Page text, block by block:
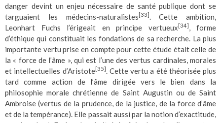
danger devint un enjeu nécessaire de santé publique dont se
targuaient les médecins-naturalistes [33]. Cette ambition,
Leonhart Fuchs l’érigeait en principe vertueux [34] , forme
d’éthique qui constituait les fondations de sa recherche. La plus
importante vertu prise en compte pour cette étude était celle de
la « force de l’âme », qui est l’une des vertus cardinales, morales
et intellectuelles d’Aristote[35]. Cette vertu a été théorisée plus
tard comme action de l’âme dirigée vers le bien dans la
philosophie morale chrétienne de Saint Augustin ou de Saint
Ambroise (vertus de la prudence, de la justice, de la force d’âme
et de la tempérance). Elle passait aussi par la notion d’exactitude,